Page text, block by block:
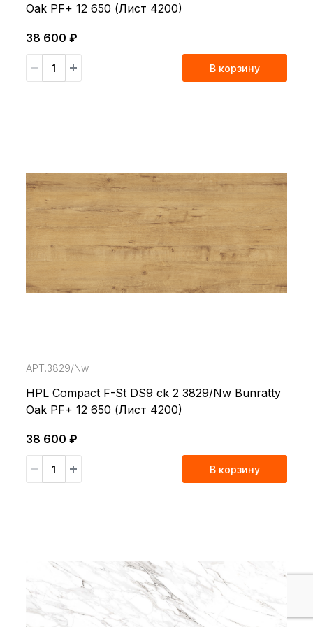
Oak PF+ 12 650 (Лист 4200)
38 600 ₽
В корзину
АРТ.3829/Nw
HPL Compact F-St DS9 ck 2 3829/Nw Bunratty
Oak PF+ 12 650 (Лист 4200)
38 600 ₽
В корзину